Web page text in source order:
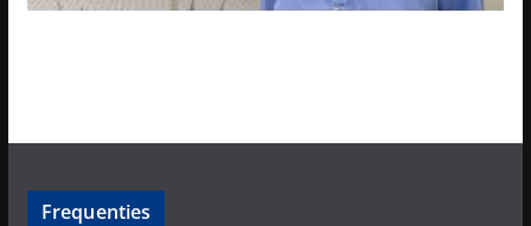
Frequenties